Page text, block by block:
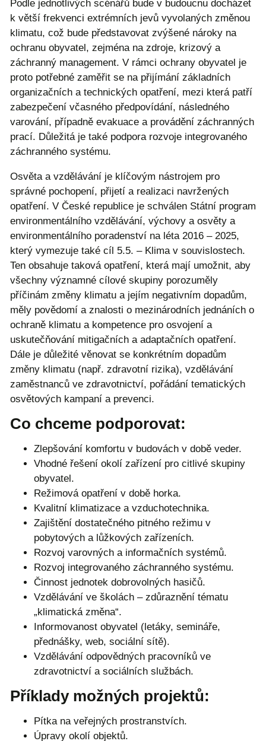
Podle jednotlivých scénářů bude v budoucnu docházet
k větší frekvenci extrémních jevů vyvolaných změnou
klimatu, což bude představovat zvýšené nároky na
ochranu obyvatel, zejména na zdroje, krizový a
záchranný management. V rámci ochrany obyvatel je
proto potřebné zaměřit se na přijímání základních
organizačních a technických opatření, mezi která patří
zabezpečení včasného předpovídání, následného
varování, případně evakuace a provádění záchranných
prací. Důležitá je také podpora rozvoje integrovaného
záchranného systému.
Osvěta a vzdělávání je klíčovým nástrojem pro
správné pochopení, přijetí a realizaci navržených
opatření. V České republice je schválen Státní program
environmentálního vzdělávání, výchovy a osvěty a
environmentálního poradenství na léta 2016 – 2025,
který vymezuje také cíl 5.5. – Klima v souvislostech.
Ten obsahuje taková opatření, která mají umožnit, aby
všechny významné cílové skupiny porozuměly
příčinám změny klimatu a jejím negativním dopadům,
měly povědomí a znalosti o mezinárodních jednáních o
ochraně klimatu a kompetence pro osvojení a
uskutečňování mitigačních a adaptačních opatření.
Dále je důležité věnovat se konkrétním dopadům
změny klimatu (např. zdravotní rizika), vzdělávání
zaměstnanců ve zdravotnictví, pořádání tematických
osvětových kampaní a prevenci.
Co chceme podporovat:
Zlepšování komfortu v budovách v době veder.
Vhodné řešení okolí zařízení pro citlivé skupiny
obyvatel.
Režimová opatření v době horka.
Kvalitní klimatizace a vzduchotechnika.
Zajištění dostatečného pitného režimu v
pobytových a lůžkových zařízeních.
Rozvoj varovných a informačních systémů.
Rozvoj integrovaného záchranného systému.
Činnost jednotek dobrovolných hasičů.
Vzdělávání ve školách – zdůraznění tématu
„klimatická změna“.
Informovanost obyvatel (letáky, semináře,
přednášky, web, sociální sítě).
Vzdělávání odpovědných pracovníků ve
zdravotnictví a sociálních službách.
Příklady možných projektů:
Pítka na veřejných prostranstvích.
Úpravy okolí objektů.